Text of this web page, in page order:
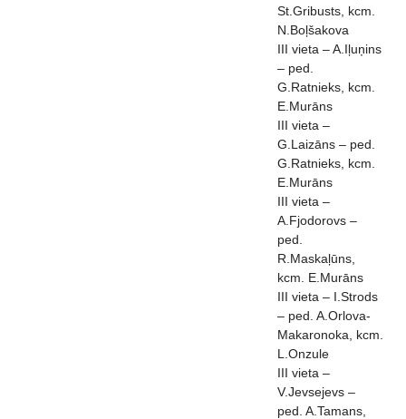
St.Gribusts, kcm.
N.Boļšakova
III vieta – A.Iļuņins
– ped.
G.Ratnieks, kcm.
E.Murāns
III vieta –
G.Laizāns – ped.
G.Ratnieks, kcm.
E.Murāns
III vieta –
A.Fjodorovs –
ped.
R.Maskaļūns,
kcm. E.Murāns
III vieta – I.Strods
– ped. A.Orlova-
Makaronoka, kcm.
L.Onzule
III vieta –
V.Jevsejevs –
ped. A.Tamans,